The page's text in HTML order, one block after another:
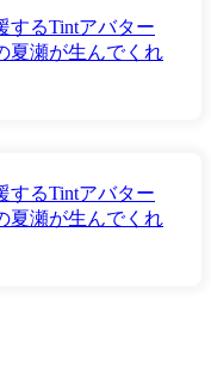
するTintアバター
夏瀬が生んでくれ
するTintアバター
夏瀬が生んでくれ